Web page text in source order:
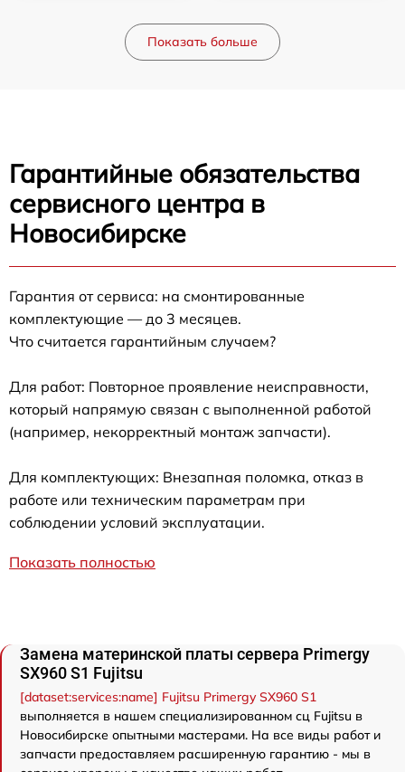
Показать больше
Гарантийные обязательства
сервисного центра в
Новосибирске
Гарантия от сервиса: на смонтированные
комплектующие — до 3 месяцев.
Что считается гарантийным случаем?
Для работ: Повторное проявление неисправности,
который напрямую связан с выполненной работой
(например, некорректный монтаж запчасти).
Для комплектующих: Внезапная поломка, отказ в
работе или техническим параметрам при
соблюдении условий эксплуатации.
Показать полностью
Замена материнской платы сервера Primergy
SX960 S1 Fujitsu
[dataset:services:name] Fujitsu Primergy SX960 S1
выполняется в нашем специализированном сц Fujitsu в
Новосибирске опытными мастерами. На все виды работ и
запчасти предоставляем расширенную гарантию - мы в